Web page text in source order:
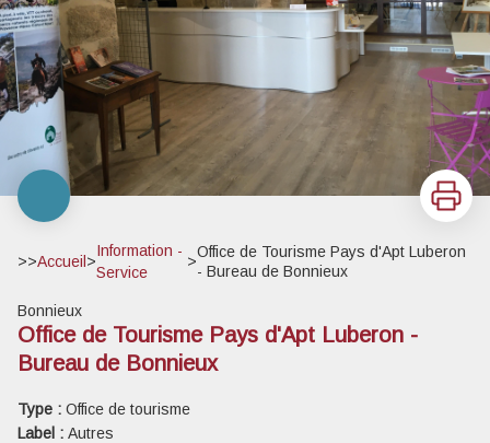
Imprimer
>>Accueil >
Information -
Service
>
Office de Tourisme Pays d'Apt Luberon
- Bureau de Bonnieux
Bonnieux
Office de Tourisme Pays d'Apt Luberon -
Bureau de Bonnieux
Type : Office de tourisme
Label : Autres